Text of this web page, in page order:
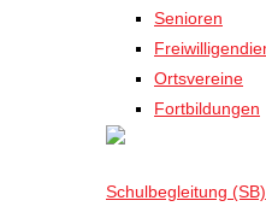
Senioren
Ortsvereine
Fortbildungen
Schulbegleitung (SB)